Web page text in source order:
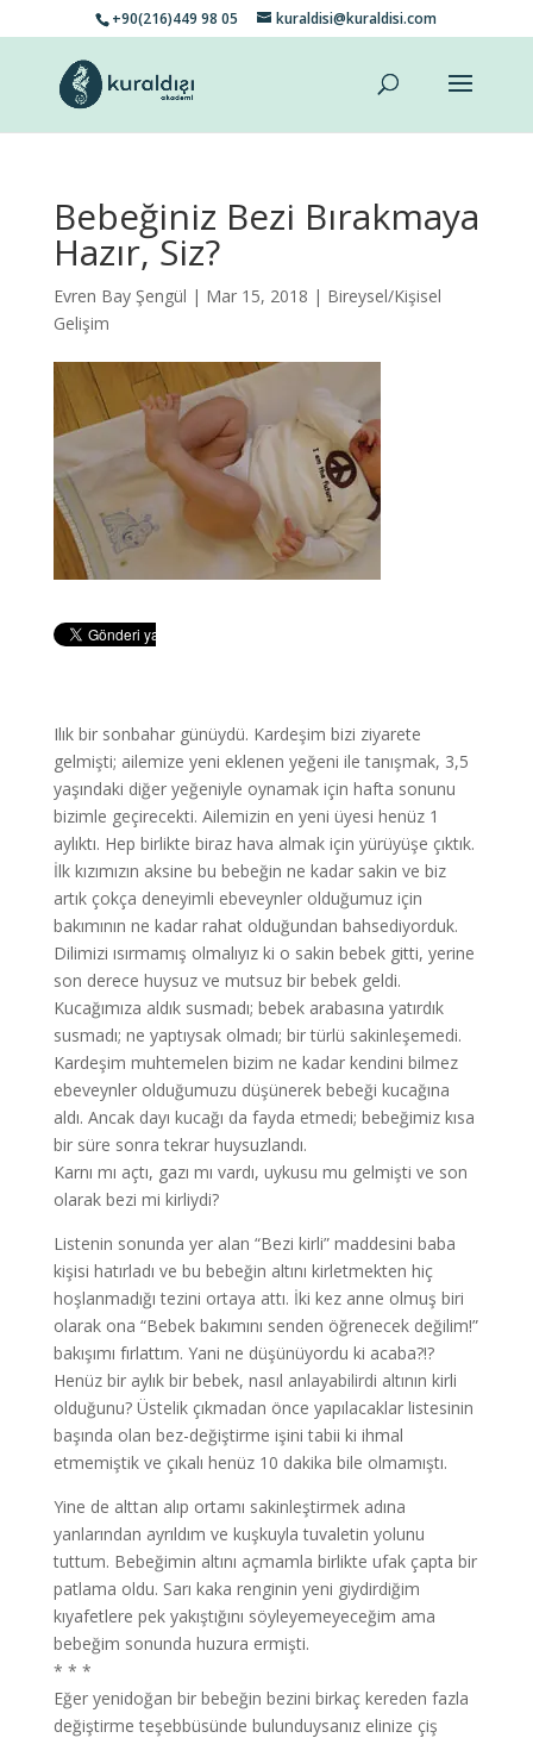
+90(216)449 98 05 kuraldisi@kuraldisi.com
Bebeğiniz Bezi Bırakmaya
Hazır, Siz?
Evren Bay Şengül | Mar 15, 2018 | Bireysel/Kişisel
Gelişim
Ilık bir sonbahar günüydü. Kardeşim bizi ziyarete
gelmişti; ailemize yeni eklenen yeğeni ile tanışmak, 3,5
yaşındaki diğer yeğeniyle oynamak için hafta sonunu
bizimle geçirecekti. Ailemizin en yeni üyesi henüz 1
aylıktı. Hep birlikte biraz hava almak için yürüyüşe çıktık.
İlk kızımızın aksine bu bebeğin ne kadar sakin ve biz
artık çokça deneyimli ebeveynler olduğumuz için
bakımının ne kadar rahat olduğundan bahsediyorduk.
Dilimizi ısırmamış olmalıyız ki o sakin bebek gitti, yerine
son derece huysuz ve mutsuz bir bebek geldi.
Kucağımıza aldık susmadı; bebek arabasına yatırdık
susmadı; ne yaptıysak olmadı; bir türlü sakinleşemedi.
Kardeşim muhtemelen bizim ne kadar kendini bilmez
ebeveynler olduğumuzu düşünerek bebeği kucağına
aldı. Ancak dayı kucağı da fayda etmedi; bebeğimiz kısa
bir süre sonra tekrar huysuzlandı.
Karnı mı açtı, gazı mı vardı, uykusu mu gelmişti ve son
olarak bezi mi kirliydi?
Listenin sonunda yer alan “Bezi kirli” maddesini baba
kişisi hatırladı ve bu bebeğin altını kirletmekten hiç
hoşlanmadığı tezini ortaya attı. İki kez anne olmuş biri
olarak ona “Bebek bakımını senden öğrenecek değilim!”
bakışımı fırlattım. Yani ne düşünüyordu ki acaba?!?
Henüz bir aylık bir bebek, nasıl anlayabilirdi altının kirli
olduğunu? Üstelik çıkmadan önce yapılacaklar listesinin
başında olan bez-değiştirme işini tabii ki ihmal
etmemiştik ve çıkalı henüz 10 dakika bile olmamıştı.
Yine de alttan alıp ortamı sakinleştirmek adına
yanlarından ayrıldım ve kuşkuyla tuvaletin yolunu
tuttum. Bebeğimin altını açmamla birlikte ufak çapta bir
patlama oldu. Sarı kaka renginin yeni giydirdiğim
kıyafetlere pek yakıştığını söyleyemeyeceğim ama
bebeğim sonunda huzura ermişti.
* * *
Eğer yenidoğan bir bebeğin bezini birkaç kereden fazla
değiştirme teşebbüsünde bulunduysanız elinize çiş